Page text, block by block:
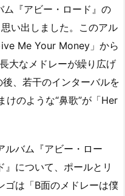
ム『アビー・ロード』の
い出しました。このアル
Me Your Money」から
大なメドレーが繰り広げ
、若干のインターバルを
のような“鼻歌”が「Her
ルバム『アビー・ロー
』について、ポールとリ
ゴは「B面のメドレーは僕